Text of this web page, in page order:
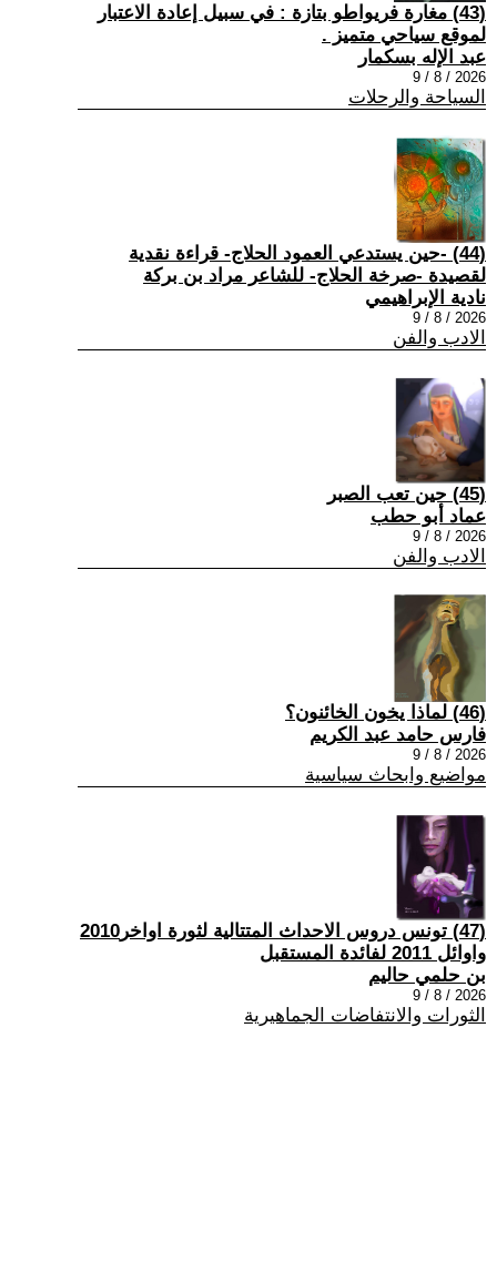
(43) مغارة فريواطو بتازة : في سبيل إعادة الاعتبار
لموقع سياحي متميز .
عبد الإله بسكمار
2026 / 8 / 9
السياحة والرحلات
(44) -حين يستدعي العمود الحلاج- قراءة نقدية
لقصيدة -صرخة الحلاج- للشاعر مراد بن بركة
نادية الإبراهيمي
2026 / 8 / 9
الادب والفن
(45) حين تعب الصبر
عماد أبو حطب
2026 / 8 / 9
الادب والفن
(46) لماذا يخون الخائنون؟
فارس حامد عبد الكريم
2026 / 8 / 9
مواضيع وابحاث سياسية
(47) تونس دروس الاحداث المتتالية لثورة اواخر2010
واوائل 2011 لفائدة المستقبل
بن حلمي حاليم
2026 / 8 / 9
الثورات والانتفاضات الجماهيرية